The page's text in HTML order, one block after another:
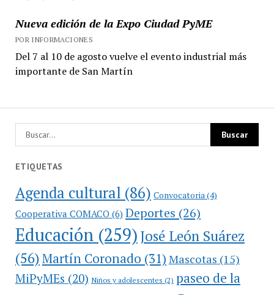
Nueva edición de la Expo Ciudad PyME
POR INFORMACIONES
Del 7 al 10 de agosto vuelve el evento industrial más
importante de San Martín
ETIQUETAS
Agenda cultural (86) Convocatoria (4)
Cooperativa COMACO(6) Deportes (26)
Educación(259)José León Suárez
(56)Martín Coronado (31) Mascotas (15)
MiPyMEs (20) Niños y adolescentes (2) paseo de la